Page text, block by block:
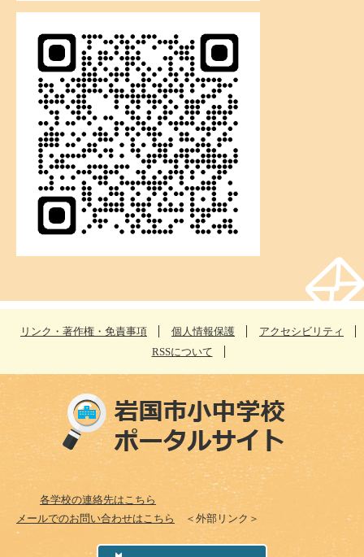
リンク・著作権・免責事項 個人情報保護
アクセシビリティ
RSSについて
各学校の連絡先はこちら
メールでのお問い合わせはこちら
＜外部リンク＞